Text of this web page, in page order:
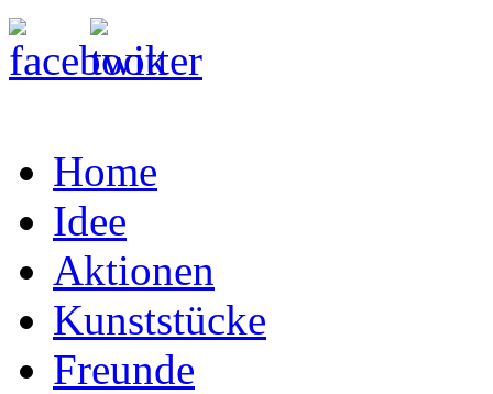
Home
Idee
Aktionen
Kunststücke
Freunde